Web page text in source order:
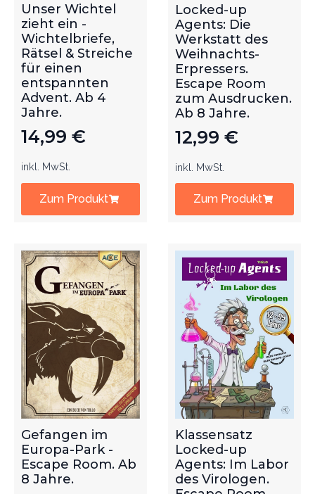
Unser Wichtel
zieht ein -
Wichtelbriefe,
Rätsel & Streiche
für einen
entspannten
Advent. Ab 4
Jahre.
14,99 €
inkl. MwSt.
Zum Produkt
Locked-up
Agents: Die
Werkstatt des
Weihnachts-
Erpressers.
Escape Room
zum Ausdrucken.
Ab 8 Jahre.
12,99 €
inkl. MwSt.
Zum Produkt
Gefangen im
Europa-Park -
Escape Room. Ab
8 Jahre.
Klassensatz
Locked-up
Agents: Im Labor
des Virologen.